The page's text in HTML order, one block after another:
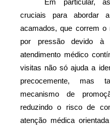
Em particular,
cruciais para abordar
acamados, que correm o
por pressão devido à
atendimento médico
visitas não só ajuda a
precocemente, mas
mecanismo de
reduzindo o risco de
atenção médica